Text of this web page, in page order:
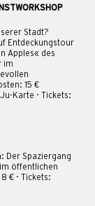
Stadt?
Entdeckungstour
Apples« des
im
15 €
Karte · Tickets:
Der Spaziergang
öffentlichen
€ · Tickets: